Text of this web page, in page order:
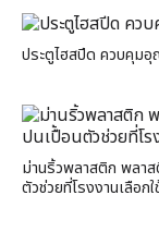
ประตูไฮสปีด ควบคุม
ม่านริ้วพลาสติก พลา
ตัวช่วยที่โรงงานเลือกใ